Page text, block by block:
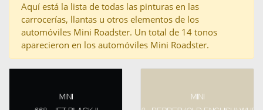
Aquí está la lista de todas las pinturas en las
carrocerías, llantas u otros elementos de los
automóviles Mini Roadster. Un total de 14 tonos
aparecieron en los automóviles Mini Roadster.